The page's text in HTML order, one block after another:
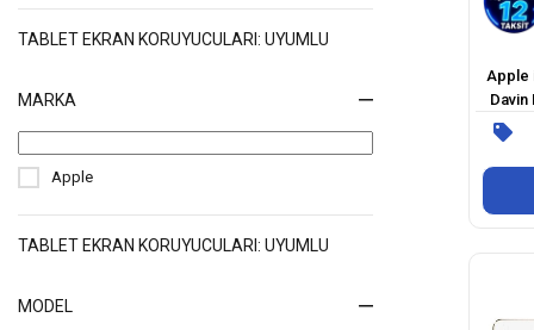
iPad 2025 (11. Nesil) Ekran Koruyucuları
iPad 9.7 2017 Ekran Koruyucuları
iPad 9.7 2018 (6. Nesil) Ekran Koruyucuları
iPad Air 11 2024 Ekran Koruyucuları
TABLET EKRAN KORUYUCULARI: UYUMLU
MARKA
Apple
TABLET EKRAN KORUYUCULARI: UYUMLU
MODEL
Apple
Davin